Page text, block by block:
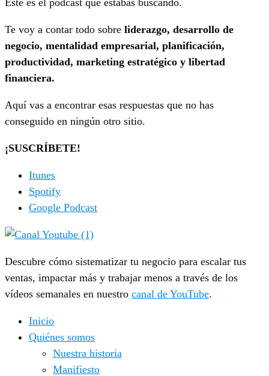
Te voy a contar todo sobre liderazgo, desarrollo de
negocio, mentalidad empresarial, planificación,
productividad, marketing estratégico y libertad
financiera.
Aquí vas a encontrar esas respuestas que no has
conseguido en ningún otro sitio.
¡SUSCRÍBETE!
Itunes
Spotify
Google Podcast
Descubre cómo sistematizar tu negocio para escalar tus
ventas, impactar más y trabajar menos a través de los
vídeos semanales en nuestro canal de YouTube.
Inicio
Quiénes somos
Nuestra historia
Manifiesto